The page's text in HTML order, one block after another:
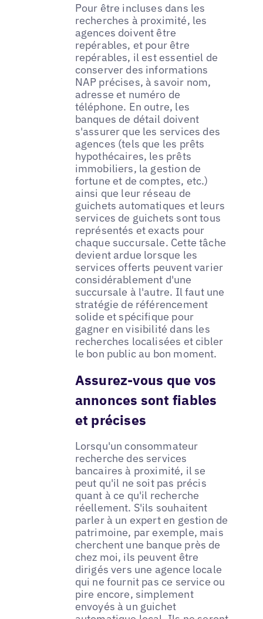
Pour être incluses dans les
recherches à proximité, les
agences doivent être
repérables, et pour être
repérables, il est essentiel de
conserver des informations
NAP précises, à savoir nom,
adresse et numéro de
téléphone. En outre, les
banques de détail doivent
s'assurer que les services des
agences (tels que les prêts
hypothécaires, les prêts
immobiliers, la gestion de
fortune et de comptes, etc.)
ainsi que leur réseau de
guichets automatiques et leurs
services de guichets sont tous
représentés et exacts pour
chaque succursale. Cette tâche
devient ardue lorsque les
services offerts peuvent varier
considérablement d'une
succursale à l'autre. Il faut une
stratégie de référencement
solide et spécifique pour
gagner en visibilité dans les
recherches localisées et cibler
le bon public au bon moment.
Assurez-vous que vos
annonces sont fiables
et précises
Lorsqu'un consommateur
recherche des services
bancaires à proximité, il se
peut qu'il ne soit pas précis
quant à ce qu'il recherche
réellement. S'ils souhaitent
parler à un expert en gestion de
patrimoine, par exemple, mais
cherchent une banque près de
chez moi, ils peuvent être
dirigés vers une agence locale
qui ne fournit pas ce service ou
pire encore, simplement
envoyés à un guichet